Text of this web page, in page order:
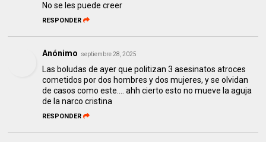
No se les puede creer
RESPONDER
Anónimo septiembre 28, 2025
Las boludas de ayer que politizan 3 asesinatos atroces
cometidos por dos hombres y dos mujeres, y se olvidan
de casos como este.... ahh cierto esto no mueve la aguja
de la narco cristina
RESPONDER